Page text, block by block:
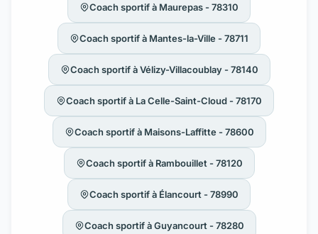
Coach sportif à Maurepas - 78310
Coach sportif à Mantes-la-Ville - 78711
Coach sportif à Vélizy-Villacoublay - 78140
Coach sportif à La Celle-Saint-Cloud - 78170
Coach sportif à Maisons-Laffitte - 78600
Coach sportif à Rambouillet - 78120
Coach sportif à Élancourt - 78990
Coach sportif à Guyancourt - 78280